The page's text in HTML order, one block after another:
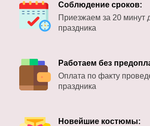
Соблюдение сроков:
Приезжаем за 20 минут
праздника
Работаем без
Оплата по факту
праздника
Новейшие костюмы: